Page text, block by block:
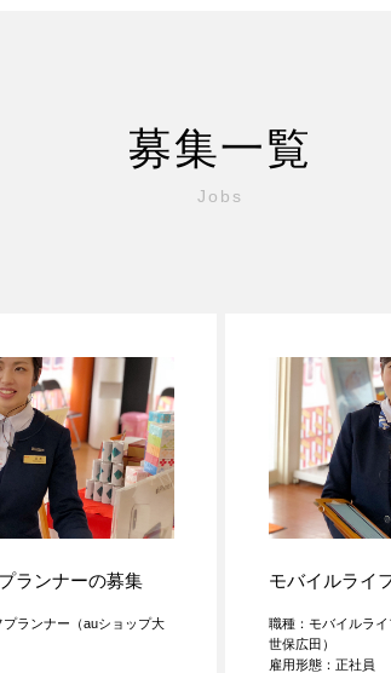
募集一覧
Jobs
ランナーの募集
ランナー（auショップ大
モバイルライ
職種：モバイルラ
世保広田）
雇用形態：正社員